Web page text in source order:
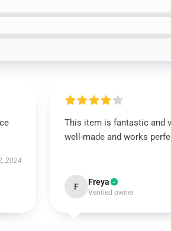
2024
This item is fantastic and
well-made and works
F Freya
Verified owner